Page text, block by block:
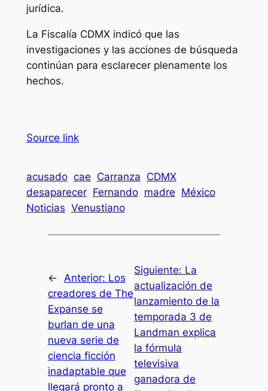
jurídica.
La Fiscalía CDMX indicó que las
investigaciones y las acciones de búsqueda
continúan para esclarecer plenamente los
hechos.
Source link
acusado cae Carranza CDMX
desaparecer Fernando madre México
Noticias Venustiano
← Anterior: Los
creadores de The
Expanse se
burlan de una
nueva serie de
ciencia ficción
inadaptable que
llegará pronto a
Siguiente: La
actualización de
lanzamiento de la
temporada 3 de
Landman explica
la fórmula
televisiva
ganadora de